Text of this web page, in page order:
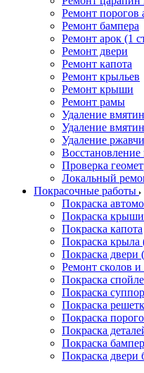
Ремонт порогов
Ремонт бампера
Ремонт арок (1
Ремонт двери
Ремонт капота
Ремонт крыльев
Ремонт крыши
Ремонт рамы
Удаление вмятин
Удаление
Удаление
Восстановление
Проверка
Локальный
Покрасочные работы
Покраска
Покраска крыши
Покраска капота
Покраска крыла
Покраска двери
Ремонт сколов
Покраска
Покраска
Покраска
Покраска
Покраска
Покраска
Покраска двери